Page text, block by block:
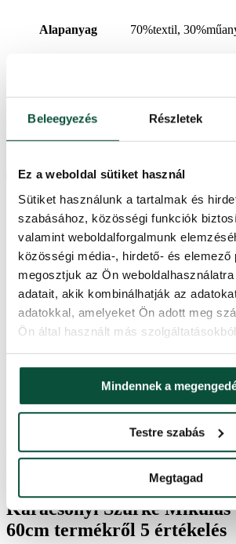
Beleegyezés Részletek
Ez a weboldal sütiket használ
Sütiket használunk a tartalmak és
szabásához, közösségi funkciók
valamint weboldalforgalmunk
közösségi média-, hirdető- és elemező
megosztjuk az Ön
adatait, akik kombinálhatják az
adatokkal, amelyeket Ön adott meg
Ön által használt más
Mindennek a
Testre szabás
Megtagad
Alapanyag 70%textil,
Ártörténet
További információk
60 cm
Szélesség 19cm
Hosszúság 28,5cm
Alapanyag 70%textil,
Az elmúlt 30 napban a legalacsonyabb ár
Karácsonyi Szürke Mikulás
60cm termékről 5 értékelés